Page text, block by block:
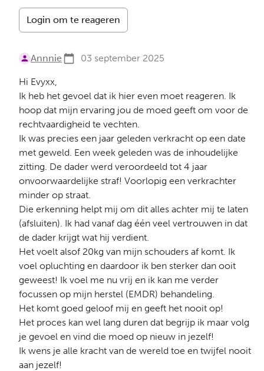
Login om te reageren
Annnie 03 september 2025
Hi Evyxx,
Ik heb het gevoel dat ik hier even moet reageren. Ik
hoop dat mijn ervaring jou de moed geeft om voor de
rechtvaardigheid te vechten.
Ik was precies een jaar geleden verkracht op een date
met geweld. Een week geleden was de inhoudelijke
zitting. De dader werd veroordeeld tot 4 jaar
onvoorwaardelijke straf! Voorlopig een verkrachter
minder op straat.
Die erkenning helpt mij om dit alles achter mij te laten
(afsluiten). Ik had vanaf dag één veel vertrouwen in dat
de dader krijgt wat hij verdient.
Het voelt alsof 20kg van mijn schouders af komt. Ik
voel opluchting en daardoor ik ben sterker dan ooit
geweest! Ik voel me nu vrij en ik kan me verder
focussen op mijn herstel (EMDR) behandeling.
Het komt goed geloof mij en geeft het nooit op!
Het proces kan wel lang duren dat begrijp ik maar volg
je gevoel en vind die moed op nieuw in jezelf!
Ik wens je alle kracht van de wereld toe en twijfel nooit
aan jezelf!